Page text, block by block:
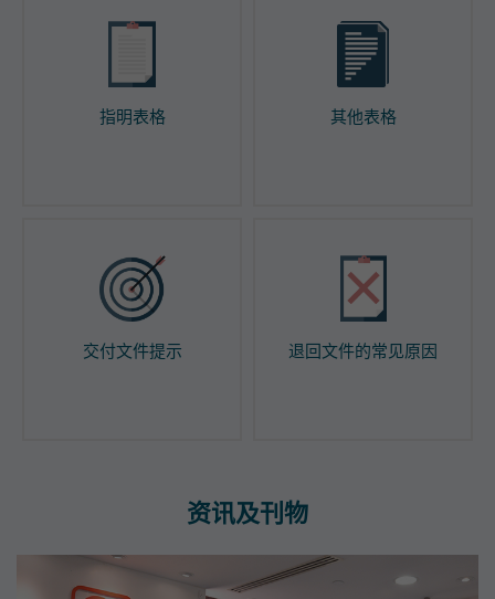
指明表格 其他表格
交付文件提示 退回文件的常见原因
资讯及刊物